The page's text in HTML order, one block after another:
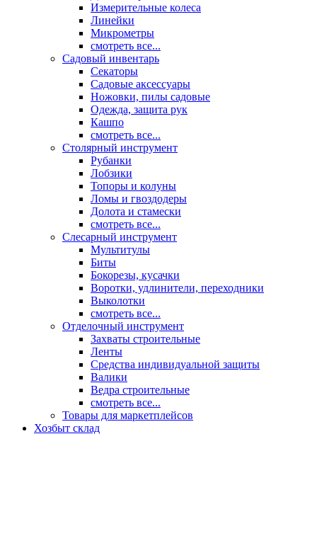
Измерительные колеса
Линейки
Микрометры
смотреть все...
Садовый инвентарь
Секаторы
Садовые аксессуары
Ножовки, пилы садовые
Одежда, защита рук
Кашпо
смотреть все...
Столярный инструмент
Рубанки
Лобзики
Топоры и колуны
Ломы и гвоздодеры
Долота и стамески
смотреть все...
Слесарный инструмент
Мультитулы
Биты
Бокорезы, кусачки
Воротки, удлинители, переходники
Выколотки
смотреть все...
Отделочный инструмент
Захваты строительные
Ленты
Средства индивидуальной защиты
Валики
Ведра строительные
смотреть все...
Товары для маркетплейсов
Хозбыт склад